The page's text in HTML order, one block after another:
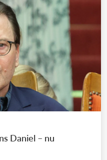
Daniel – nu